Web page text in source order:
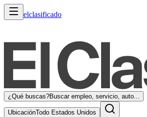
elclasificado
¿Qué buscas?Buscar empleo, servicio, auto...
UbicaciónTodo Estados Unidos